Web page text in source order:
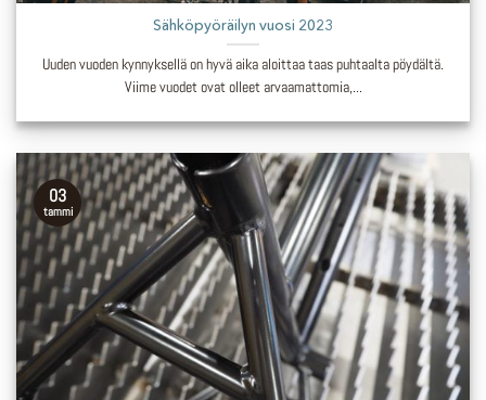
Sähköpyöräilyn vuosi 2023
Uuden vuoden kynnyksellä on hyvä aika aloittaa taas puhtaalta pöydältä.
Viime vuodet ovat olleet arvaamattomia,...
03
tammi